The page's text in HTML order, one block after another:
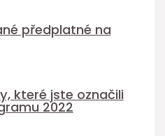
předplatné na
které jste označili
2022